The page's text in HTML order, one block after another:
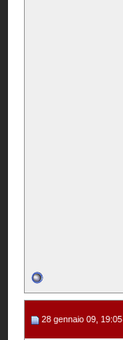
28 gennaio 09, 19:05